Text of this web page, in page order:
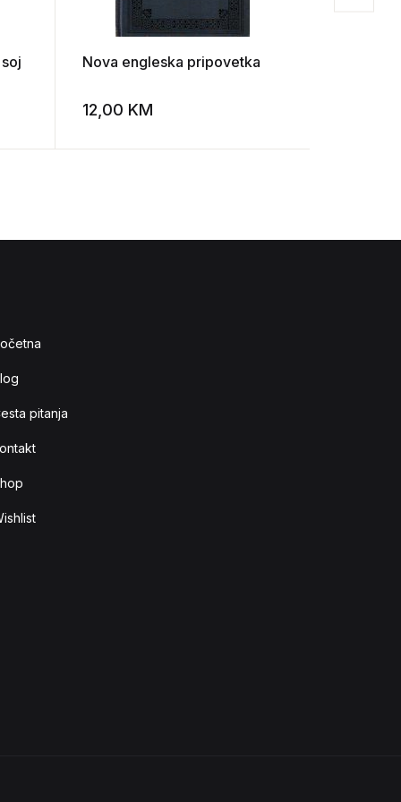
Add to wishlist
Nova engleska pripovetka
12,00 KM
pitanja